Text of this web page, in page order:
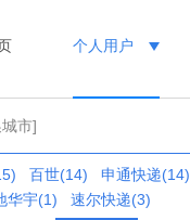
个人用户
市]
百世(14) 申通快递(14)
华宇(1)
速尔快递(3)